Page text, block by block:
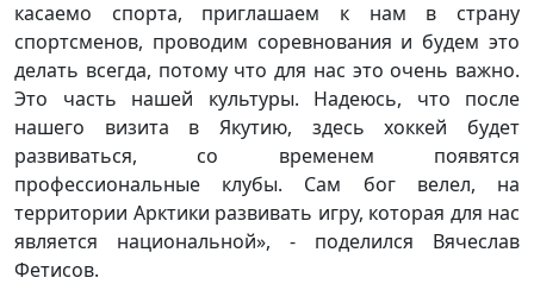
касаемо спорта, приглашаем к нам в страну
спортсменов, проводим соревнования и будем это
делать всегда, потому что для нас это очень важно.
Это часть нашей культуры. Надеюсь, что после
нашего визита в Якутию, здесь хоккей будет
развиваться, со временем появятся
профессиональные клубы. Сам бог велел, на
территории Арктики развивать игру, которая для нас
является национальной», - поделился Вячеслав
Фетисов.